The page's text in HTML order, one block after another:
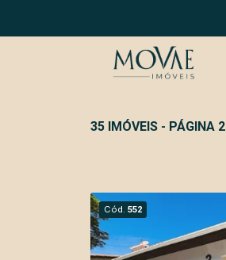
35 IMÓVEIS - PÁGINA 2
Cód. 552